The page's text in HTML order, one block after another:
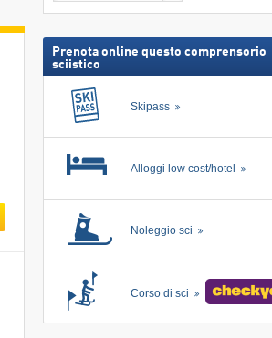
Prenota online questo comprensorio
sciistico
Skipass
Alloggi low cost/hotel
Noleggio sci
Corso di sci